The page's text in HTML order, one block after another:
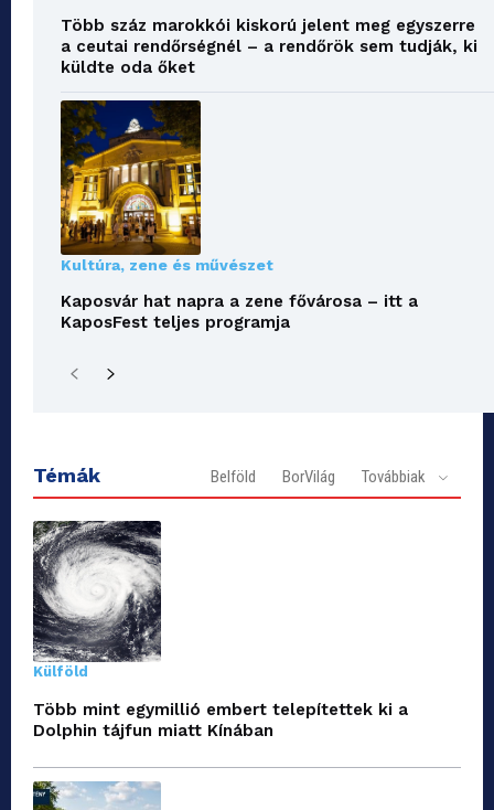
Több száz marokkói kiskorú jelent meg egyszerre
a ceutai rendőrségnél – a rendőrök sem tudják, ki
küldte oda őket
Kultúra, zene és művészet
Kaposvár hat napra a zene fővárosa – itt a
KaposFest teljes programja
Témák Belföld BorVilág Továbbiak
Külföld
Több mint egymillió embert telepítettek ki a
Dolphin tájfun miatt Kínában